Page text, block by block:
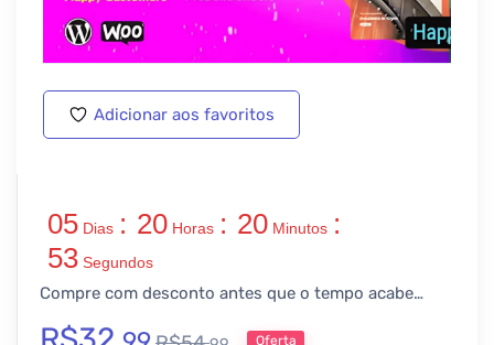
Adicionar aos favoritos
05 Dias : 20 Horas : 20 Minutos :
53 Segundos
Compre com desconto antes que o tempo acabe…
Oferta